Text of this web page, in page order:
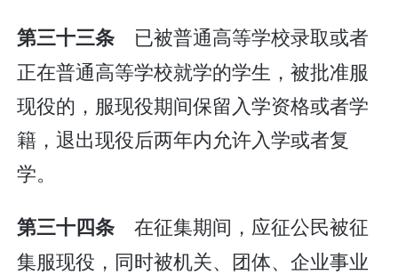
第三十三条 已被普通高等学校录取或者
正在普通高等学校就学的学生，被批准服
现役的，服现役期间保留入学资格或者学
籍，退出现役后两年内允许入学或者复
学。
第三十四条 在征集期间，应征公民被征
集服现役，同时被机关、团体、企业事业